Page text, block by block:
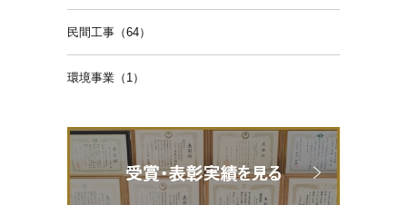
民間工事（64）
環境事業（1）